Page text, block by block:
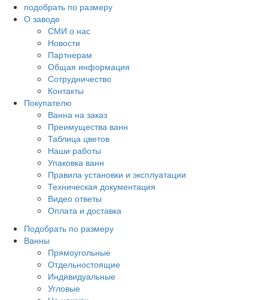
подобрать по размеру
О заводе
СМИ о нас
Новости
Партнерам
Общая информация
Сотрудничество
Контакты
Покупателю
Ванна на заказ
Преимущества ванн
Таблица цветов
Наши работы
Упаковка ванн
Правила установки и эксплуатации
Техническая документация
Видео ответы
Оплата и доставка
Подобрать по размеру
Ванны
Прямоугольные
Отдельностоящие
Индивидуальные
Угловые